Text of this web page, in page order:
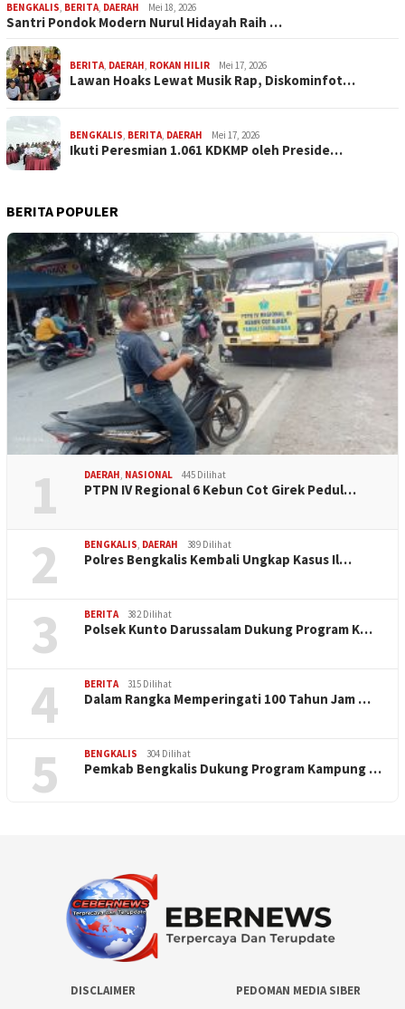
BENGKALIS, BERITA, DAERAH Mei 18, 2026
Santri Pondok Modern Nurul Hidayah Raih …
BERITA, DAERAH, ROKAN HILIR Mei 17, 2026
Lawan Hoaks Lewat Musik Rap, Diskominfot…
BENGKALIS, BERITA, DAERAH Mei 17, 2026
Ikuti Peresmian 1.061 KDKMP oleh Preside…
BERITA POPULER
1 DAERAH, NASIONAL 445 Dilihat
PTPN IV Regional 6 Kebun Cot Girek Pedul…
2 BENGKALIS, DAERAH 389 Dilihat
Polres Bengkalis Kembali Ungkap Kasus Il…
3 BERITA 382 Dilihat
Polsek Kunto Darussalam Dukung Program K…
4 BERITA 315 Dilihat
Dalam Rangka Memperingati 100 Tahun Jam …
5 BENGKALIS 304 Dilihat
Pemkab Bengkalis Dukung Program Kampung …
DISCLAIMER
PEDOMAN MEDIA SIBER